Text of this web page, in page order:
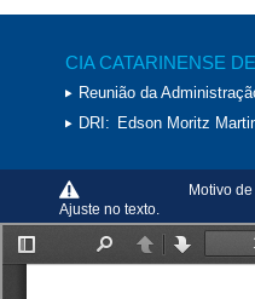
CIA CATARINENSE
Reunião da
DRI: Edson Moritz
Motivo
Ajuste no texto.